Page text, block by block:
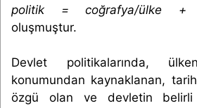
politik = coğrafya/ülke +
oluşmuştur.
Devlet politikalarında,
konumundan kaynaklanan,
özgü olan ve devletin belirli